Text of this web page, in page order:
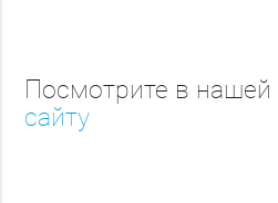
Посмотрите в нашей
сайту